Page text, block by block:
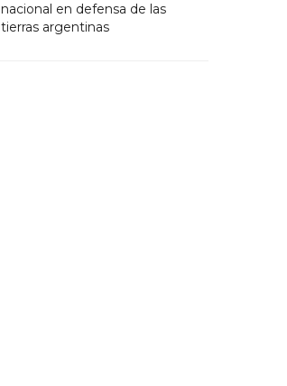
nacional en defensa de las
tierras argentinas